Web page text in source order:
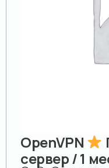
OpenVPN
сервер / 1